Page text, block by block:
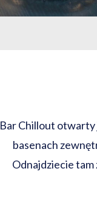
Bar Chillout otwarty
basenach
Odnajdziecie tam